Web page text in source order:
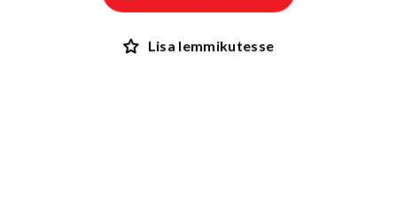
Lisa lemmikutesse